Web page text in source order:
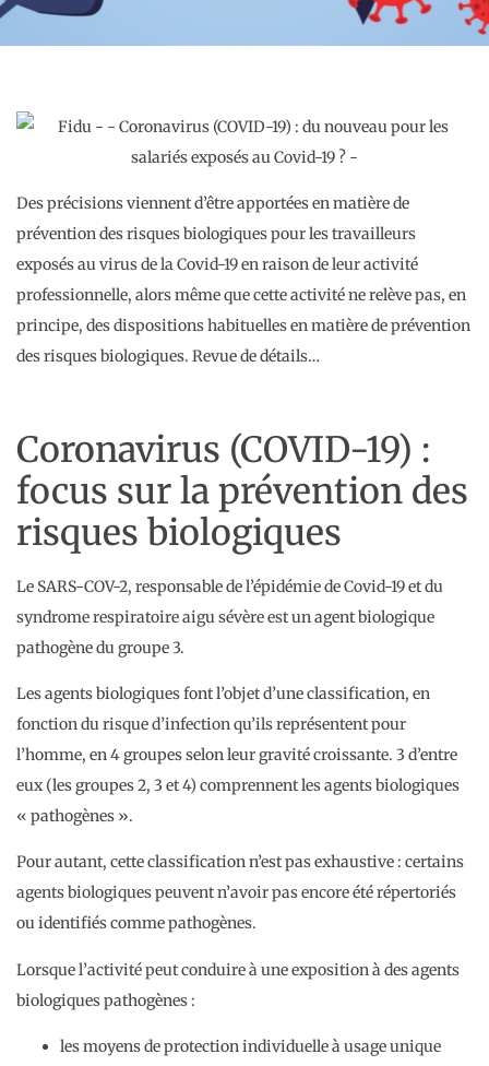
Des précisions viennent d’être apportées en matière de
prévention des risques biologiques pour les travailleurs
exposés au virus de la Covid-19 en raison de leur activité
professionnelle, alors même que cette activité ne relève pas, en
principe, des dispositions habituelles en matière de prévention
des risques biologiques. Revue de détails…
Coronavirus (COVID-19) :
focus sur la prévention des
risques biologiques
Le SARS-COV-2, responsable de l’épidémie de Covid-19 et du
syndrome respiratoire aigu sévère est un agent biologique
pathogène du groupe 3.
Les agents biologiques font l’objet d’une classification, en
fonction du risque d’infection qu’ils représentent pour
l’homme, en 4 groupes selon leur gravité croissante. 3 d’entre
eux (les groupes 2, 3 et 4) comprennent les agents biologiques
« pathogènes ».
Pour autant, cette classification n’est pas exhaustive : certains
agents biologiques peuvent n’avoir pas encore été répertoriés
ou identifiés comme pathogènes.
Lorsque l’activité peut conduire à une exposition à des agents
biologiques pathogènes :
les moyens de protection individuelle à usage unique